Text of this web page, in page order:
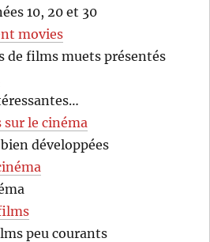
10, 20 et 30
movies
de films muets présentés
le cinéma
développées
peu courants